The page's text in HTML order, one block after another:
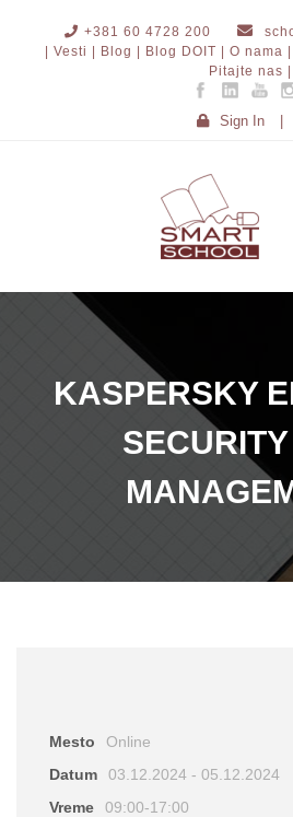
+381 60 4728 200
| Vesti |
Blog | Blog DOIT | O nama |
Pitajte nas |
Sign In
KASPERSKY
Mesto
Online
Datum
03.12.2024 - 05.12.2024
Vreme
09:00-17:00